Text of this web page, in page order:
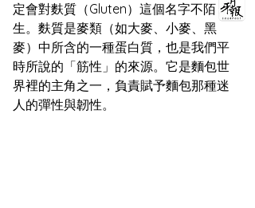
定會對麩質（Gluten）這個名字不陌
生。麩質是麥類（如大麥、小麥、黑
麥）中所含的一種蛋白質，也是我們平
時所說的「筋性」的來源。它是麵包世
界裡的主角之一，負責賦予麵包那種迷
人的彈性與韌性。